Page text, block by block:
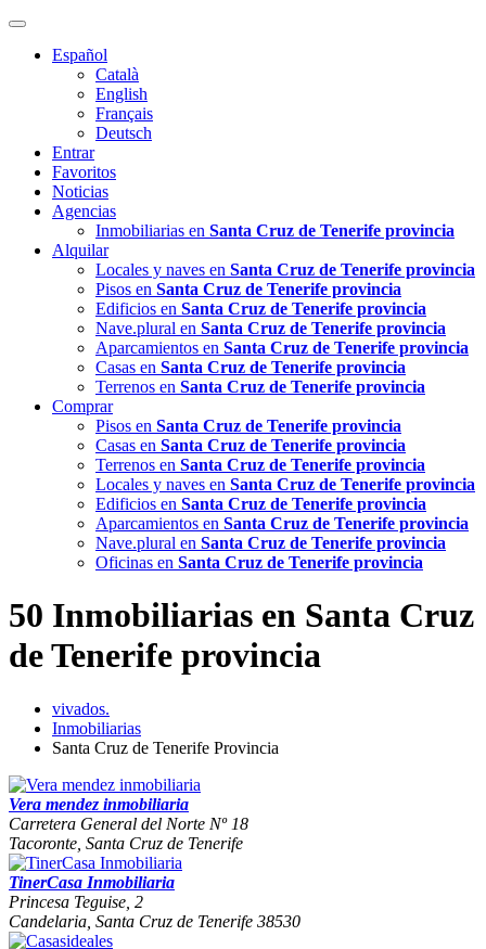
Español
Català
English
Français
Deutsch
Entrar
Favoritos
Noticias
Agencias
Inmobiliarias en Santa Cruz de Tenerife provincia
Alquilar
Locales y naves en Santa Cruz de Tenerife provincia
Pisos en Santa Cruz de Tenerife provincia
Edificios en Santa Cruz de Tenerife provincia
Nave.plural en Santa Cruz de Tenerife provincia
Aparcamientos en Santa Cruz de Tenerife provincia
Casas en Santa Cruz de Tenerife provincia
Terrenos en Santa Cruz de Tenerife provincia
Comprar
Pisos en Santa Cruz de Tenerife provincia
Casas en Santa Cruz de Tenerife provincia
Terrenos en Santa Cruz de Tenerife provincia
Locales y naves en Santa Cruz de Tenerife provincia
Edificios en Santa Cruz de Tenerife provincia
Aparcamientos en Santa Cruz de Tenerife provincia
Nave.plural en Santa Cruz de Tenerife provincia
Oficinas en Santa Cruz de Tenerife provincia
50 Inmobiliarias en Santa Cruz
de Tenerife provincia
vivados.
Inmobiliarias
Santa Cruz de Tenerife Provincia
Vera mendez inmobiliaria
Carretera General del Norte Nº 18
Tacoronte, Santa Cruz de Tenerife
TinerCasa Inmobiliaria
Princesa Teguise, 2
Candelaria, Santa Cruz de Tenerife 38530